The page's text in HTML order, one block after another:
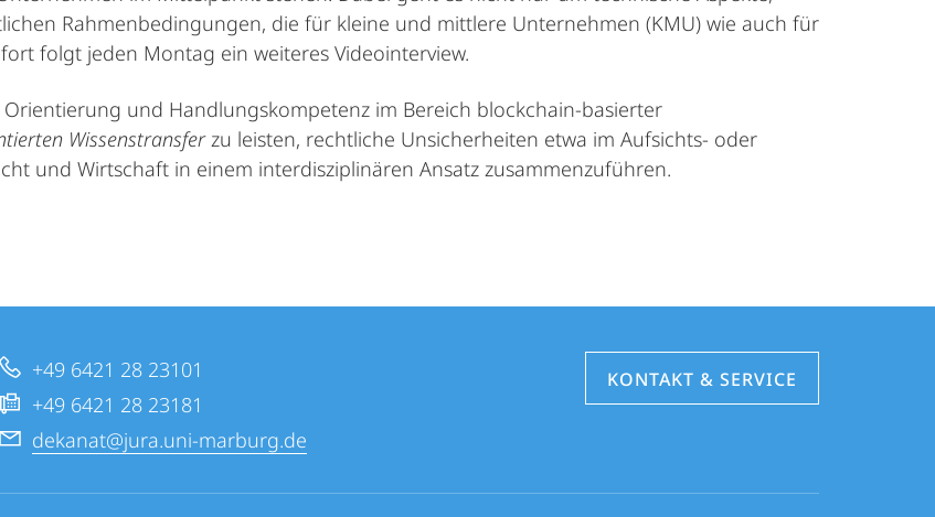
Rahmenbedingungen, die für kleine und mittlere Unternehmen (KMU) wie auch für
folgt jeden Montag ein weiteres Videointerview.
und Handlungskompetenz im Bereich blockchain-basierter
Wissenstransferzu leisten, rechtliche Unsicherheiten etwa im Aufsichts- oder
und Wirtschaft in einem interdisziplinären Ansatz zusammenzuführen.
+49 6421 28 23101
+49 6421 28 23181
dekanat@jura.uni-marburg.de
KONTAKT & SERVICE